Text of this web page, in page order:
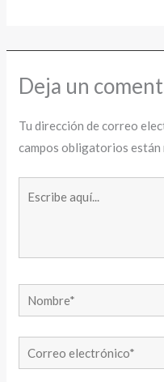
Deja un
Tu dirección de correo
campos obligatorios están
Nombre*
Correo
electrónico*